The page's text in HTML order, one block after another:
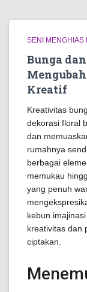
SENI MENGHIAS
Bunga
Kreatif
Kreativitas
dekorasi floral
dan
rumahnya
berbagai
memukau
yang penuh
kebun
kreativitas dan
ciptakan.